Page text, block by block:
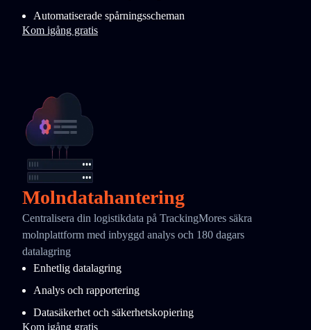
Automatiserade spårningsscheman
Kom igång gratis
Molndatahantering
Centralisera din logistikdata på TrackingMores säkra
molnplattform med inbyggd analys och 180 dagars
datalagring
Enhetlig datalagring
Analys och rapportering
Datasäkerhet och säkerhetskopiering
Kom igång gratis